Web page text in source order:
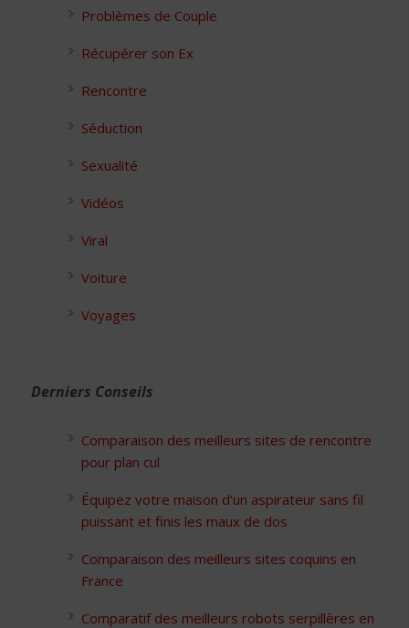
Problèmes de Couple
Récupérer son Ex
Rencontre
Séduction
Sexualité
Vidéos
Viral
Voiture
Voyages
Derniers Conseils
Comparaison des meilleurs sites de rencontre
pour plan cul
Équipez votre maison d’un aspirateur sans fil
puissant et finis les maux de dos
Comparaison des meilleurs sites coquins en
France
Comparatif des meilleurs robots serpillères en